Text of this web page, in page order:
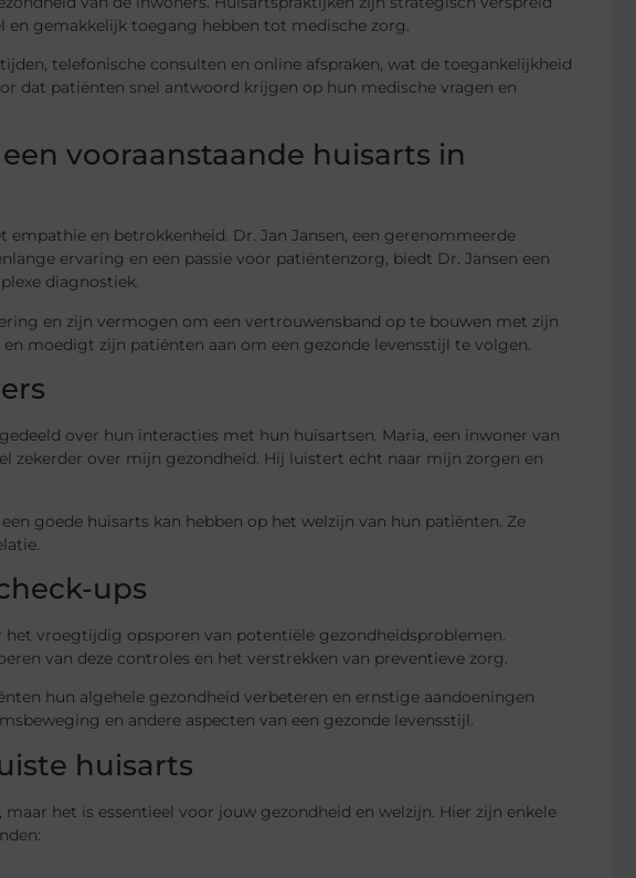
gemakkelijk toegang hebben tot medische zorg.
telefonische consulten en online afspraken, wat de toegankelijkheid
dat patiënten snel antwoord krijgen op hun medische vragen en
vooraanstaande huisarts in
en betrokkenheid. Dr. Jan Jansen, een gerenommeerde
ervaring en een passie voor patiëntenzorg, biedt Dr. Jansen een
diagnostiek.
en zijn vermogen om een vertrouwensband op te bouwen met zijn
moedigt zijn patiënten aan om een gezonde levensstijl te volgen.
over hun interacties met hun huisartsen. Maria, een inwoner van
zekerder over mijn gezondheid. Hij luistert echt naar mijn zorgen en
goede huisarts kan hebben op het welzijn van hun patiënten. Ze
ups
vroegtijdig opsporen van potentiële gezondheidsproblemen.
van deze controles en het verstrekken van preventieve zorg.
hun algehele gezondheid verbeteren en ernstige aandoeningen
en andere aspecten van een gezonde levensstijl.
huisarts
het is essentieel voor jouw gezondheid en welzijn. Hier zijn enkele